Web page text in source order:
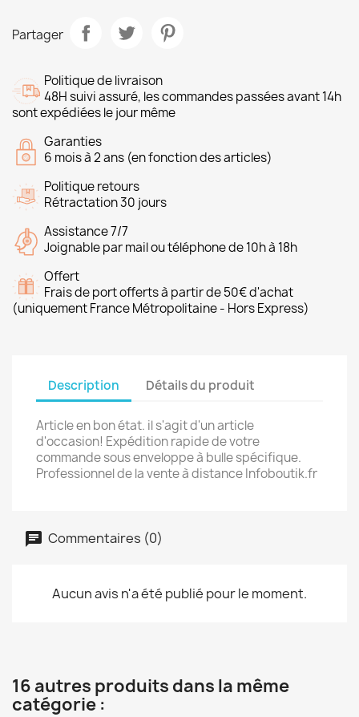
Partager
Politique de livraison
48H suivi assuré, les commandes passées avant 14h
sont expédiées le jour même
Garanties
6 mois à 2 ans (en fonction des articles)
Politique retours
Rétractation 30 jours
Assistance 7/7
Joignable par mail ou téléphone de 10h à 18h
Offert
Frais de port offerts à partir de 50€ d'achat
(uniquement France Métropolitaine - Hors Express)
Description Détails du produit
Article en bon état. il s'agit d'un article
d'occasion! Expédition rapide de votre
commande sous enveloppe à bulle spécifique.
Professionnel de la vente à distance Infoboutik.fr
Commentaires (0)
Aucun avis n'a été publié pour le moment.
16 autres produits dans la même
catégorie :